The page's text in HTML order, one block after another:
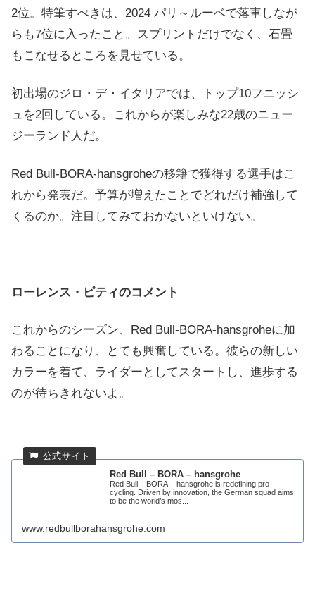
2位。特筆すべきは、2024 パリ～ルーベで落車しなが
らも7位に入ったこと。スプリントだけでなく、石畳
もこなせるところを見せている。
初出場のジロ・デ・イタリアでは、トップ10フニッシ
ュを2回している。これからが楽しみな22歳のニュー
ジーランド人だ。
Red Bull-BORA-hansgroheの移籍で獲得する選手はこ
れから発表だ。予算が増えたことでどれだけ補強して
くるのか。注目してみておかないといけない。
ローレンス・ピティのコメント
これからのシーズン、Red Bull-BORA-hansgroheに加
わることになり、とても興奮している。彼らの新しい
カラーを着て、ライダーとしてスタートし、進歩する
のが待ちきれないよ。
Red Bull – BORA – hansgrohe
Red Bull – BORA – hansgrohe is redefining pro
cycling. Driven by innovation, the German squad aims
to be the world’s mos...
www.redbullborahansgrohe.com